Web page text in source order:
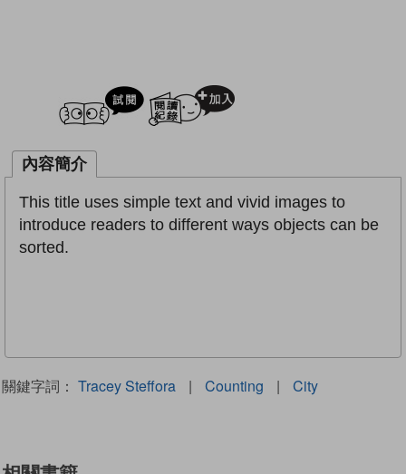
試閲
內容簡介
This title uses simple text and vivid images to
introduce readers to different ways objects can be
sorted.
關鍵字詞： Tracey Steffora | Counting | City